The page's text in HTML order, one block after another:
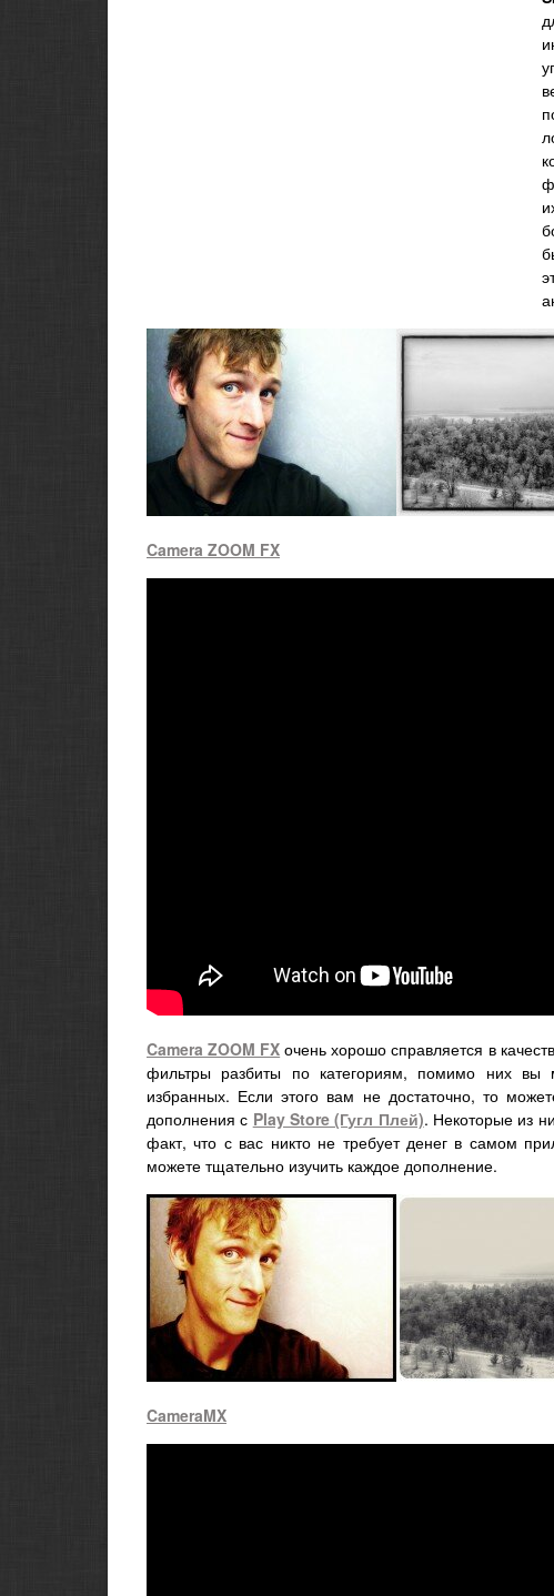
Camera ZOOM FX
Camera ZOOM FX очень хорошо справляется в
фильтры разбиты по категориям, помимо них вы
избранных. Если этого вам не достаточно, то
дополнения с Play Store (Гугл Плей). Некоторые из
факт, что с вас никто не требует денег в самом
можете тщательно изучить каждое дополнение.
CameraMX